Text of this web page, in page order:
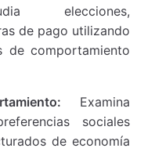
elecciones,
de pago utilizando
de comportamiento
Examina
sociales
de economía